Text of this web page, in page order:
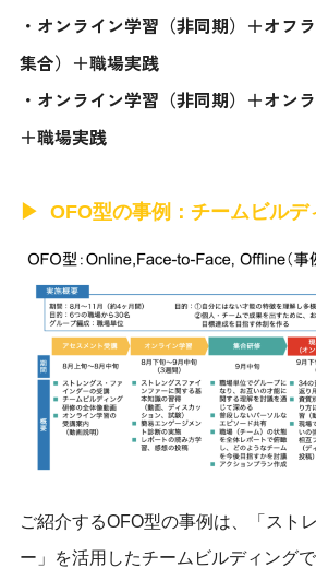
・オンライン学習（非同期）＋オフ
集合）＋職場実践
・オンライン学習（非同期）＋オン
＋職場実践
OFO型の事例：チームビルデ
ご紹介するOFO型の事例は、「スト
ー」を活用したチームビルディングで